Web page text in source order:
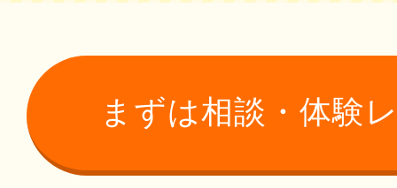
まずは相談・体験